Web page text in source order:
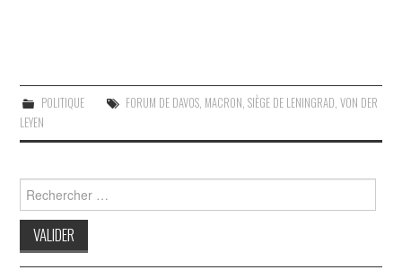
POLITIQUE FORUM DE DAVOS, MACRON, SIÈGE DE LENINGRAD, VON DER
LEYEN
Search
for: